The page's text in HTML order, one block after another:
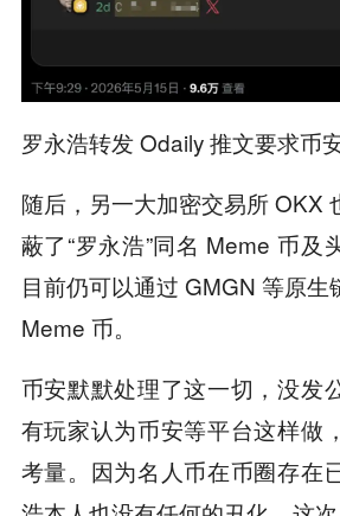
罗永浩转发 Odaily 推文要求币
随后，另一大加密交易所 OKX
蔽了“罗永浩”同名 Meme 币及
目前仍可以通过 GMGN 等原生
Meme 币。
币安默默处理了这一切，没发
有玩家认为币安等平台这样做
考量。因为名人币在币圈存在